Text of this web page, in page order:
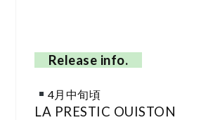
Release info.
4月中旬頃
LA PRESTIC OUISTON